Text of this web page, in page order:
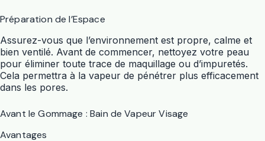
Préparation de l’Espace
Assurez-vous que l’environnement est propre, calme et
bien ventilé. Avant de commencer, nettoyez votre peau
pour éliminer toute trace de maquillage ou d’impuretés.
Cela permettra à la vapeur de pénétrer plus efficacement
dans les pores.
Avant le Gommage : Bain de Vapeur Visage
Avantages